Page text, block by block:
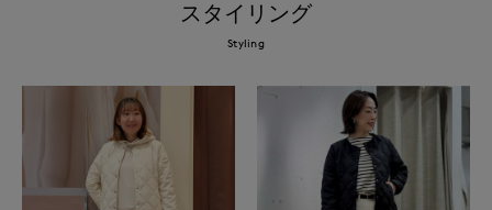
スタイリング
Styling